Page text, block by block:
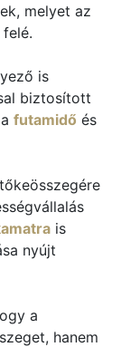
melyet az
is
biztosított
futamidő és
is
nyújt
a
hanem